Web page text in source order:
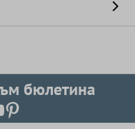
бюлетина